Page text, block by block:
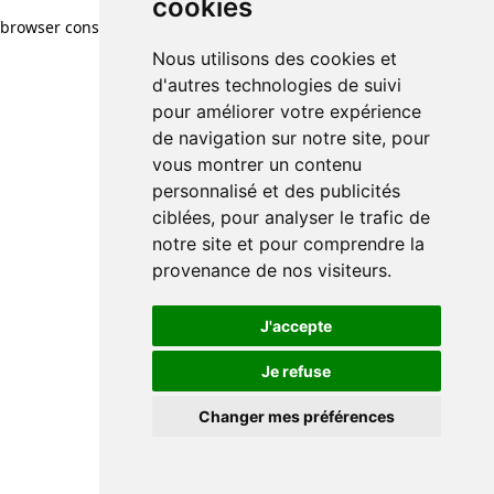
cookies
Nous utilisons des cookies et
d'autres technologies de suivi
pour améliorer votre expérience
de navigation sur notre site, pour
vous montrer un contenu
personnalisé et des publicités
ciblées, pour analyser le trafic de
notre site et pour comprendre la
provenance de nos visiteurs.
J'accepte
Je refuse
Changer mes préférences
browser console for more information)